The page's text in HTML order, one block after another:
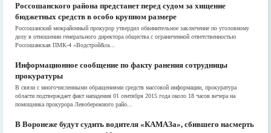
Россошанского района предстанет перед судом за хищение
бюджетных средств в особо крупном размере
Россошанский межрайонный прокурор утвердил обвинительное заключение по уголовному
делу в отношении генерального директора общества с ограниченной ответственностью
Россошанская ПМК-4 «Водстрой&ra...
Информационное сообщение по факту ранения сотрудницы
прокуратуры
В связи с многочисленными обращениями средств массовой информации, прокуратура
области подтверждает факт нападения 01 сентября 2015 года около 18 часов вечера на
помощника прокурора Левобережного райо...
В Воронеже будут судить водителя «КАМАЗа», сбившего насмерть